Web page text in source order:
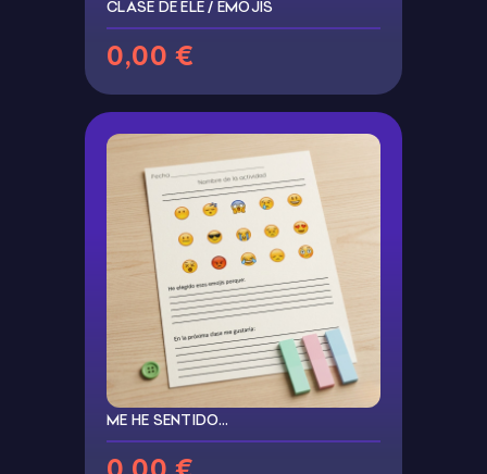
CLASE DE ELE / EMOJIS
0,00 €
ME HE SENTIDO…